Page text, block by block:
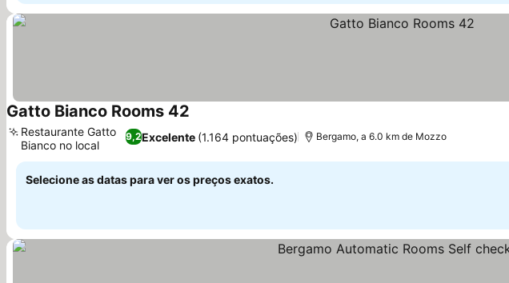
Gatto Bianco Rooms 42
9,2Excelente (1.164 pontuações)
Restaurante Gatto
Bianco no local
Bergamo, a 6.0 km de Mozzo
Selecione as datas para ver os preços exatos.